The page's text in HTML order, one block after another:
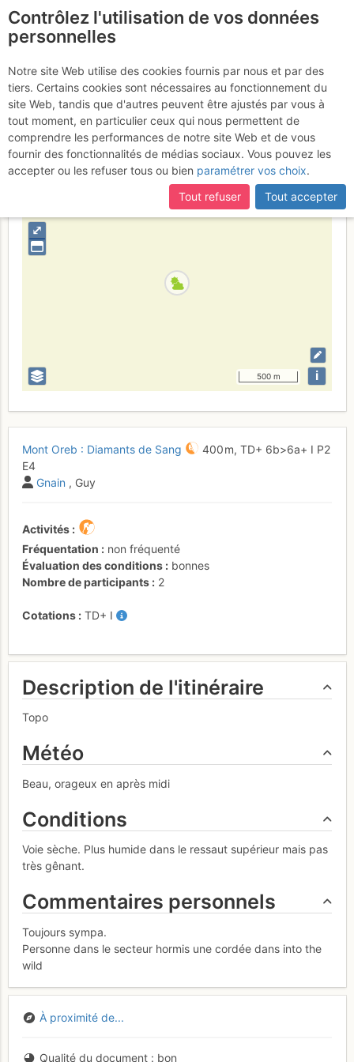
certaines pages ne sont plus accessibles, manquantes ou
incomplètes, déconnectez-vous puis reconnectez-vous à votre
compte sur le site.
Mont Oreb : Diamants
de Sang
Samedi 3 juin 2017
France Haute-Savoie Haut Giffre - Aiguilles Rouges - Fiz
⤢
500 m i
Mont Oreb : Diamants de Sang 400 m, TD+ 6b>6a+ I P2
E4
Gnain , Guy
Activités
Fréquentation
non fréquenté
Évaluation des conditions
bonnes
Nombre de participants
2
Cotations TD+ I
Description de l'itinéraire
Topo
Météo
Beau, orageux en après midi
Conditions
Voie sèche. Plus humide dans le ressaut supérieur mais pas
très gênant.
Commentaires personnels
Toujours sympa.
Personne dans le secteur hormis une cordée dans into the
wild
À proximité de...
Qualité du document bon
Contrôlez l'utilisation de vos données
personnelles
Notre site Web utilise des cookies fournis par nous et par des
tiers. Certains cookies sont nécessaires au fonctionnement du
site Web, tandis que d'autres peuvent être ajustés par vous à
tout moment, en particulier ceux qui nous permettent de
comprendre les performances de notre site Web et de vous
fournir des fonctionnalités de médias sociaux. Vous pouvez les
accepter ou les refuser tous ou bien paramétrer vos choix.
Tout refuser
Tout accepter